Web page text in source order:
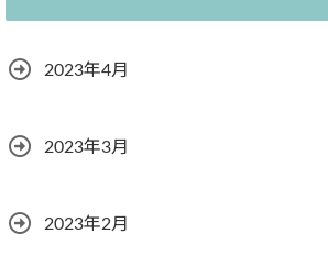
2023年4月
2023年3月
2023年2月